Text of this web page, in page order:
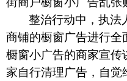
整治行动中，执法
商铺的橱窗广告进行全
橱窗小广告的商家宣传
家自行清理广告，自觉